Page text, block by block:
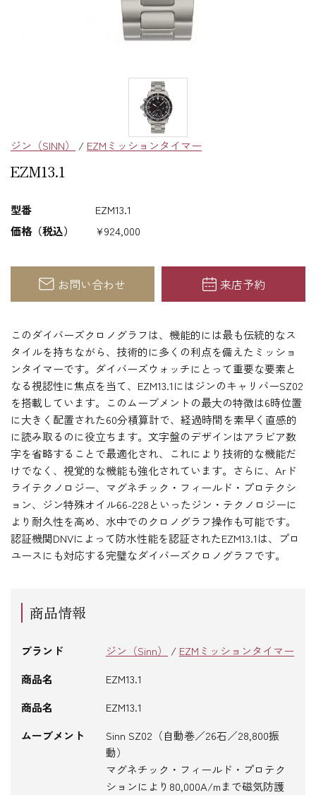
ジン（SINN） / EZMミッションタイマー
EZM13.1
型番
EZM13.1
価格（税込）
¥924,000
お問い合わせ 来店予約
このダイバーズクロノグラフは、機能的には最も伝統的なス
タイルを持ちながら、技術的に多くの利点を備えたミッショ
ンタイマーです。ダイバーズウォッチにとって重要な要素と
なる視認性に焦点を当て、EZM13.1にはジンのキャリバーSZ02
を搭載しています。このムーブメントの最大の特徴は6時位置
に大きく配置された60分積算計で、経過時間を素早く直感的
に読み取るのに役立ちます。文字盤のデザインはアラビア数
字を省略することで最適化され、これにより技術的な機能だ
けでなく、視覚的な機能も強化されています。さらに、Arド
ライテクノロジー、マグネチック・フィールド・プロテクシ
ョン、ジン特殊オイル66-228といったジン・テクノロジーに
より耐久性を高め、水中でのクロノグラフ操作も可能です。
認証機関DNVによって防水性能を認証されたEZM13.1は、プロ
ユースにも対応する完璧なダイバーズクロノグラフです。
商品情報
ブランド ジン（Sinn） / EZMミッションタイマー
商品名
EZM13.1
商品名
EZM13.1
ムーブメント
Sinn SZ02（自動巻／26石／28,800振
動）
マグネチック・フィールド・プロテク
ションにより80,000A/mまで磁気防護